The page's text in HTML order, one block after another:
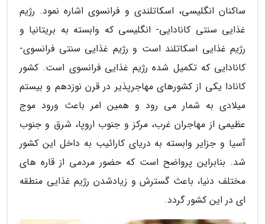
ساکنان انگلیسی، اسکاتلندی و فرانسوی اشاره نمود. رژیم
غذایی سنتی کانادایی- انگلیسی که وابسته به بریتانیا و
رژیم غذایی اسکاتلند است و رژیم غذایی سنتی فرانسوی-
کانادایی که تکمیل شده رژیم غذایی فرانسوی است. کشور
کانادا یکی از کشورهای مهاجرپذیر در قرن نوزدهم و بیستم
میلادی به شمار می رود و همین امر باعث ورود موج
عظیمی از مهاجران غرب، مرکز و جنوب اروپا، شرق و جنوب
آسیا و جزایر وابسته به دریای کارائیب به داخل این کشور
شد. بنابراین پرواضح است که حضور مردمی از قاره های
مختلف دنیا، باعث گسترش و زیادشدن رژیم غذایی منطقه
ای در این کشور گردد.